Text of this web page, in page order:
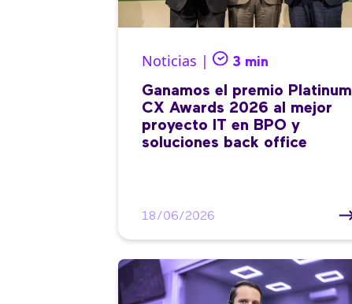
Noticias | 3 min
Ganamos el premio Platinum
CX Awards 2026 al mejor
proyecto IT en BPO y
soluciones back office
18/06/2026